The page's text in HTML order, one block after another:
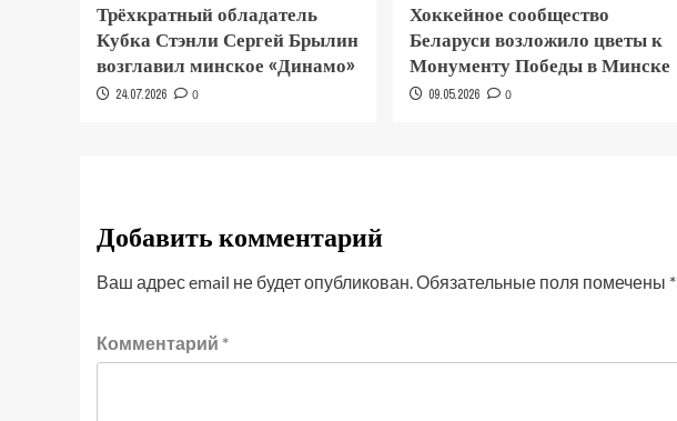
Трёхкратный обладатель
Кубка Стэнли Сергей Брылин
возглавил минское «Динамо»
24.07.2026 0
Хоккейное сообщество
Беларуси возложило цветы к
Монументу Победы в Минске
09.05.2026 0
Добавить комментарий
Ваш адрес email не будет опубликован.Обязательные поля помечены *
Комментарий *